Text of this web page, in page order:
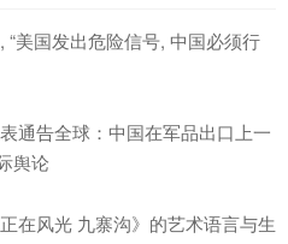
美国发出危险信号, 中国必须行
通告全球：中国在军品出口上一
舆论
在风光 九寨沟》的艺术语言与生